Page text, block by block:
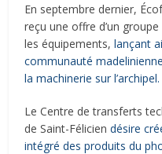
En septembre dernier,
reçu une offre d’un
les équipements,lançant
communauté
la machinerie sur l’archipel.
Le Centre de transferts
de Saint-Féliciendésire
intégré des produits du